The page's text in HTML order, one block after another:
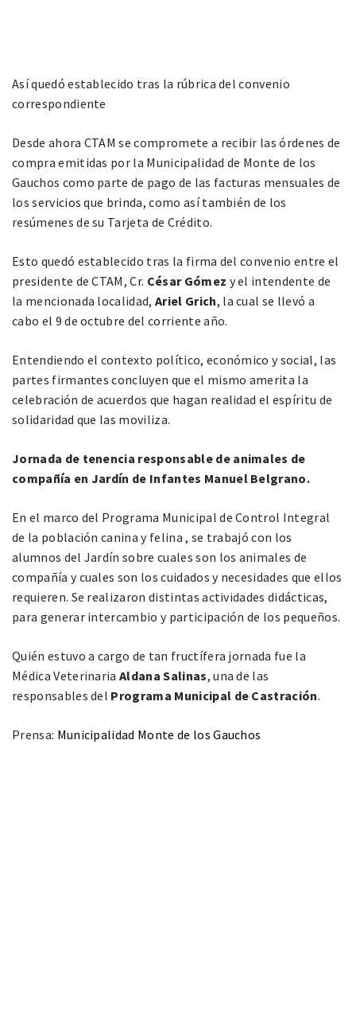
Así quedó establecido tras la rúbrica del convenio
correspondiente
Desde ahora CTAM se compromete a recibir las órdenes de
compra emitidas por la Municipalidad de Monte de los
Gauchos como parte de pago de las facturas mensuales de
los servicios que brinda, como así también de los
resúmenes de su Tarjeta de Crédito.
Esto quedó establecido tras la firma del convenio entre el
presidente de CTAM, Cr. César Gómez y el intendente de
la mencionada localidad,Ariel Grich, la cual se llevó a
cabo el 9 de octubre del corriente año.
Entendiendo el contexto político, económico y social, las
partes firmantes concluyen que el mismo amerita la
celebración de acuerdos que hagan realidad el espíritu de
solidaridad que las moviliza.
Jornada de tenencia responsable de animales de
compañía en Jardín de Infantes Manuel Belgrano.
En el marco del Programa Municipal de Control Integral
de la población canina y felina , se trabajó con los
alumnos del Jardín sobre cuales son los animales de
compañía y cuales son los cuidados y necesidades que ellos
requieren. Se realizaron distintas actividades didácticas,
para generar intercambio y participación de los pequeños.
Quién estuvo a cargo de tan fructífera jornada fue la
Médica VeterinariaAldana Salinas, una de las
responsables del Programa Municipal de Castración.
Prensa: Municipalidad Monte de los Gauchos